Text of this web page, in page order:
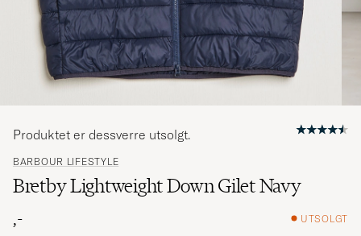
BARBOUR LIFESTYLE
Bretby Lightweight Down Gilet Navy
,-
UTSOLGT
Produktet er dessverre utsolgt.